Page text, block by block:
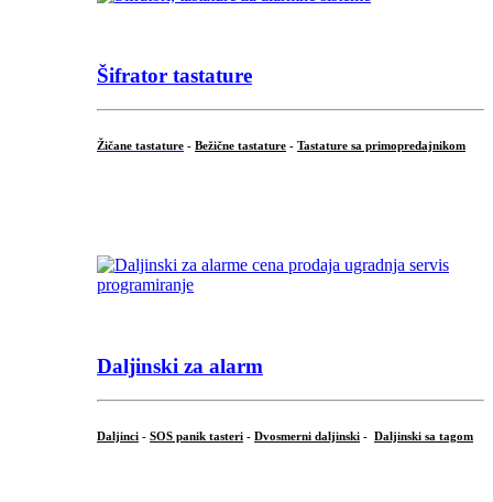
Šifrator tastature
Žičane tastature - Bežične tastature - Tastature sa primopredajnikom
Daljinski za alarm
Daljinci - SOS panik tasteri - Dvosmerni daljinski - Daljinski sa tagom